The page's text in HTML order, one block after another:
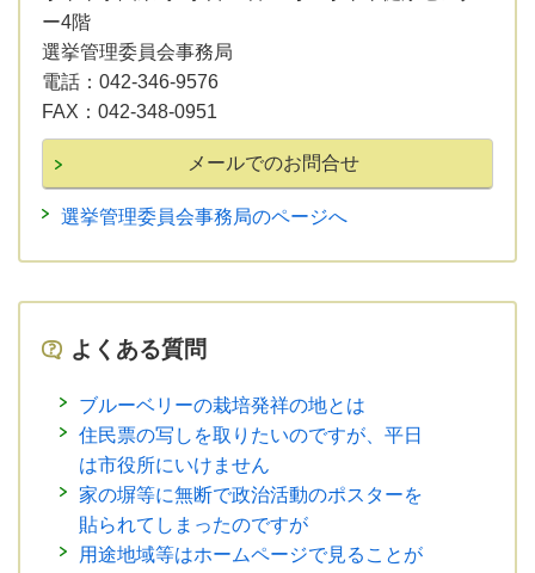
ー4階
選挙管理委員会事務局
電話： 042-346-9576
FAX： 042-348-0951
選挙管理委員会事務局のページへ
よくある質問
ブルーベリーの栽培発祥の地とは
住民票の写しを取りたいのですが、平日
は市役所にいけません
家の塀等に無断で政治活動のポスターを
貼られてしまったのですが
用途地域等はホームページで見ることが